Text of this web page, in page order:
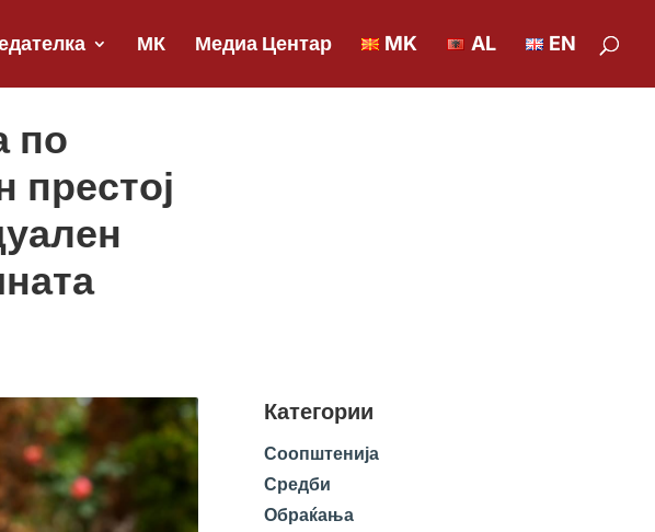
МК Медиа Центар MK AL EN
по
престој
Категории
Соопштенија
Средби
Обраќања